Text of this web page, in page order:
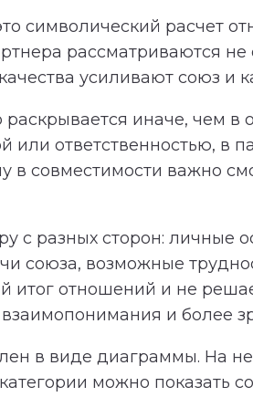
символический расчет
рассматриваются
усиливают союз и
иначе, чем в
или ответственностью,
совместимости важно
с разных сторон:
союза, возможные
итог отношений и не
и более
в виде диаграммы. На
можно показать